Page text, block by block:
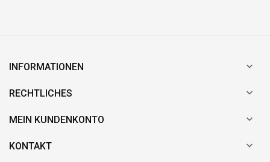
INFORMATIONEN 
RECHTLICHES 
MEIN KUNDENKONTO 
KONTAKT 